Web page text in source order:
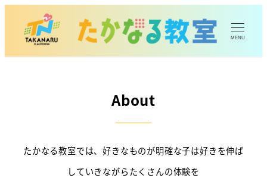
MENU
About
たかなる教室では、好きなものが明確な子は好きを伸ば
していきながらたくさんの体験を